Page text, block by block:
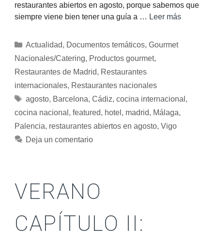
restaurantes abiertos en agosto, porque sabemos que
siempre viene bien tener una guía a … Leer más
Actualidad, Documentos temáticos, Gourmet
Nacionales/Catering, Productos gourmet,
Restaurantes de Madrid, Restaurantes
internacionales, Restaurantes nacionales
agosto, Barcelona, Cádiz, cocina internacional ,
cocina nacional , featured, hotel , madrid, Málaga,
Palencia, restaurantes abiertos en agosto, Vigo
Deja un comentario
VERANO
CAPÍTULO II: